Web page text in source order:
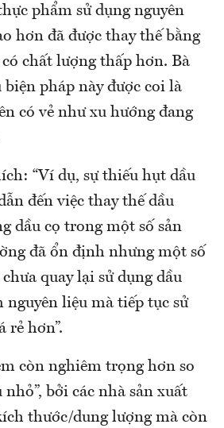
phẩm sử dụng nguyên
hơn đã được thay thế bằng
chất lượng thấp hơn. Bà
biện pháp này được coi là
có vẻ như xu hướng đang
“Ví dụ, sự thiếu hụt dầu
đến việc thay thế dầu
dầu cọ trong một số sản
đã ổn định nhưng một số
quay lại sử dụng dầu
nguyên liệu mà tiếp tục sử
rẻ hơn”.
còn nghiêm trọng hơn so
bởi các nhà sản xuất
thước/dung lượng mà còn